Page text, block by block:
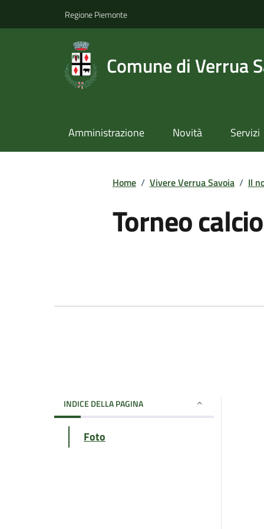
Regione Piemonte
Comune di Verrua
Amministrazione Novità Servizi
Home / Vivere Verrua Savoia / Il
Torneo
INDICE DELLA PAGINA
Foto